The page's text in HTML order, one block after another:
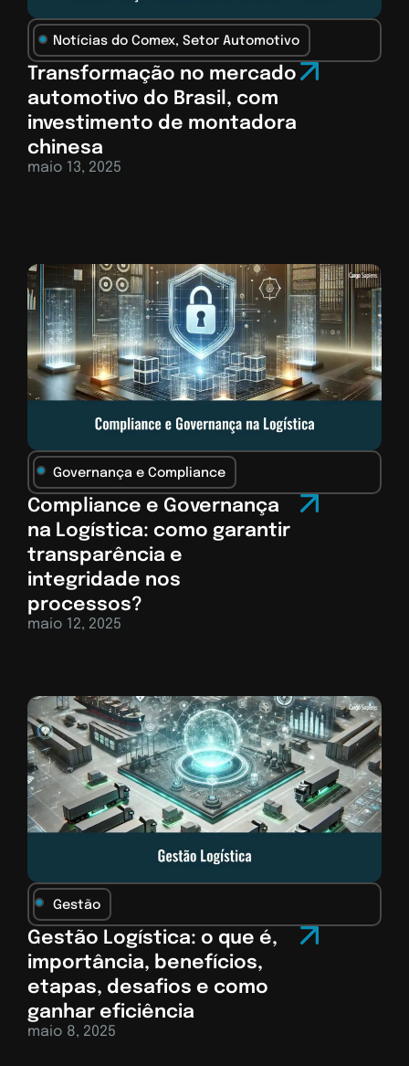
Notícias do Comex, Setor Automotivo
Transformação no mercado
automotivo do Brasil, com
investimento de montadora
chinesa
maio 13, 2025
Governança e Compliance
Compliance e Governança
na Logística: como garantir
transparência e
integridade nos
processos?
maio 12, 2025
Gestão
Gestão Logística: o que é,
importância, benefícios,
etapas, desafios e como
ganhar eficiência
maio 8, 2025